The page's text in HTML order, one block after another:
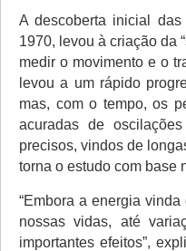
A descoberta inicial
1970, levou à criação da
medir o movimento e o
levou a um rápido
mas, com o tempo, os
acuradas de
precisos, vindos de
torna o estudo com base
“Embora a energia
nossas vidas, até
importantes efeitos”,